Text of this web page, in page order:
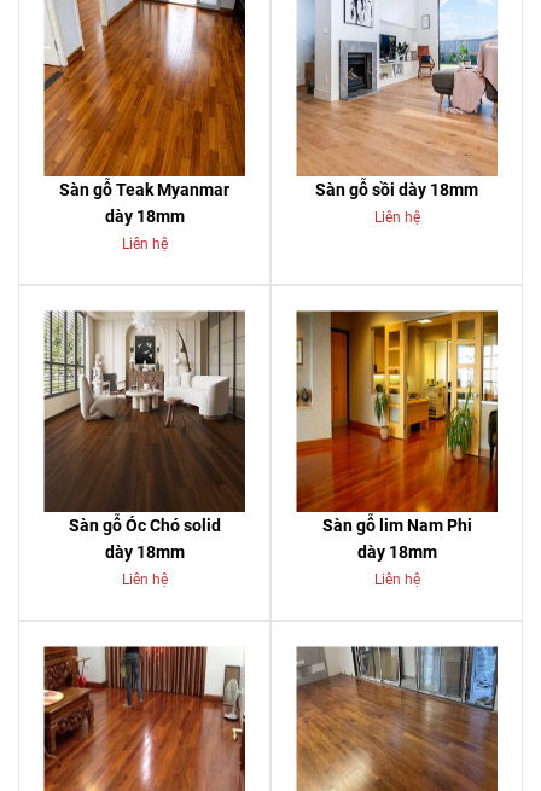
Sàn gỗ Teak Myanmar
dày 18mm
Liên hệ
Sàn gỗ sồi dày 18mm
Liên hệ
Sàn gỗ Óc Chó solid
dày 18mm
Liên hệ
Sàn gỗ lim Nam Phi
dày 18mm
Liên hệ